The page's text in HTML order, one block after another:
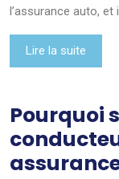
l’assurance auto, et
Lire la suite
Pourquoi